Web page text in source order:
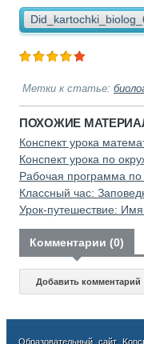
Метки к статье:
ПОХОЖИЕ
Конспект урока
Конспект урока по
Рабочая программа
Классный час:
Урок-путешествие:
Комментарии (0)
Добавить комментарий
Образовательный сайт